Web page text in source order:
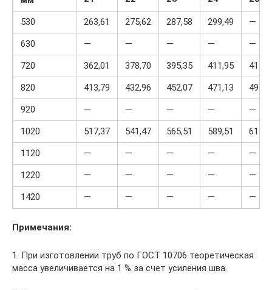
530 263,61 275,62 287,58 299,49
—
630
— — — —
—
720
362,01 378,70 395,35 411,95
820
413,79 432,96 452,07 471,13
920
— — — —
—
1020
517,37 541,47 565,51 589,51
1120
— — — —
—
1220
— — — —
—
1420
— — — — —
Примечания:
1. При изготовлении труб по ГОСТ 10706 теоретическая
масса увеличивается на 1 % за счет усиления шва.